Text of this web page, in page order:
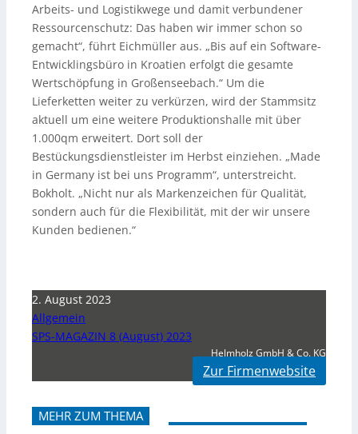
Arbeits- und Logistikwege und damit verbundener
Ressourcenschutz: Das haben wir immer schon so
gemacht“, führt Eichmüller aus. „Bis auf ein Software-
Entwicklingsbüro in Kroatien erfolgt die gesamte
Wertschöpfung in Großenseebach.“ Um die
Lieferketten weiter zu verkürzen, wird der Stammsitz
aktuell um eine weitere Produktionshalle mit über
1.000qm erweitert. Dort soll der
Bestückungsdienstleister im Herbst einziehen. „Made
in Germany ist bei uns Programm“, unterstreicht.
Bokholt. „Nicht nur als Markenzeichen für Qualität,
sondern auch für die Flexibilität, mit der wir unsere
Kunden bedienen.“
2. August 2023
Allgemein
SPS-MAGAZIN 8 (August) 2023
Helmholz GmbH & Co. KG
Zur Firmenwebsite
MEHR ZUM THEMA